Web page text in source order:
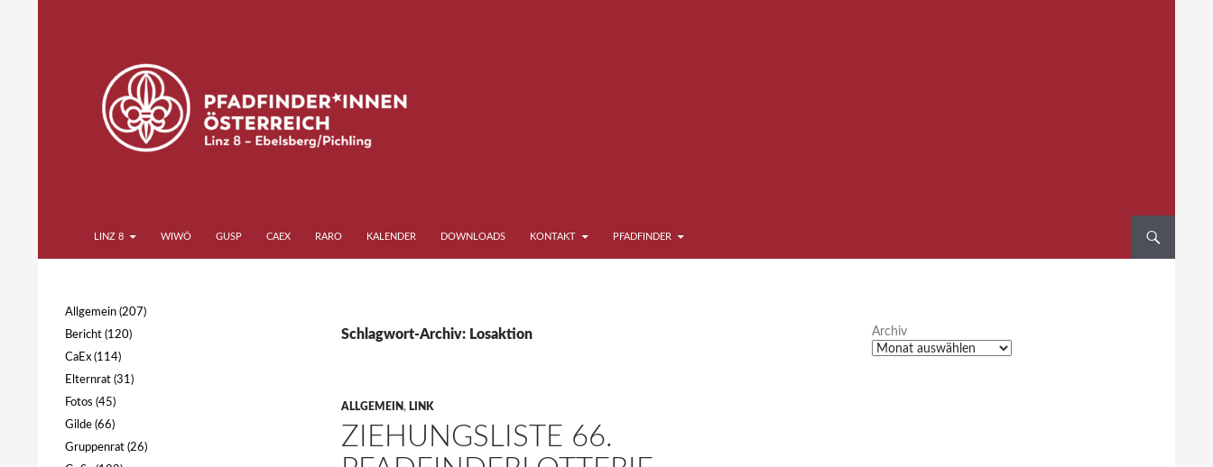
Pfadfinder*innen Linz 8
LINZ 8 WIWÖ GUSP CAEX RARO KALENDER DOWNLOADS KONTAKT PFADFINDER
Schlagwort-Archiv: Losaktion
ALLGEMEIN, LINK
ZIEHUNGSLISTE 66.
Archiv
Ebelsberg Pichling
Allgemein (207)
Bericht (120)
CaEx (114)
Elternrat (31)
Fotos (45)
Gilde (66)
Gruppenrat (26)